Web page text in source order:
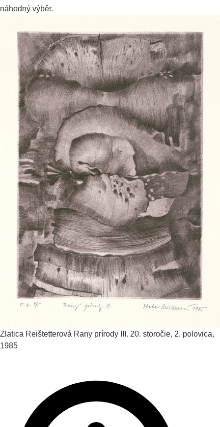
náhodný výběr.
Zlatica Reištetterová Rany prírody III. 20. storočie, 2. polovica,
1985